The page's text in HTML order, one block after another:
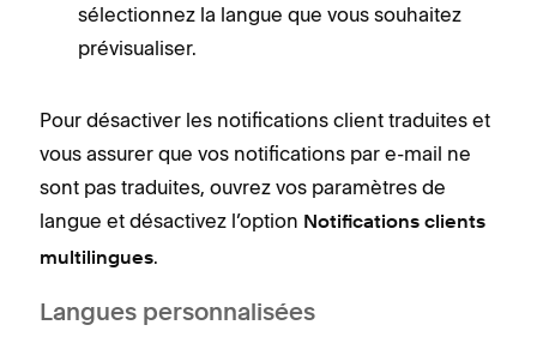
sélectionnez la langue que vous souhaitez
prévisualiser.
Pour désactiver les notifications client traduites et
vous assurer que vos notifications par e-mail ne
sont pas traduites, ouvrez vos paramètres de
langue et désactivez l’option Notifications clients
multilingues.
Langues personnalisées